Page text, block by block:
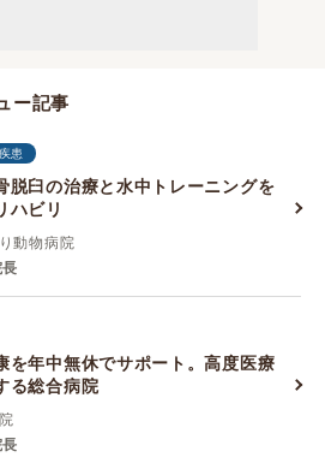
ー記事
患
脱臼の治療と水中トレーニングを
ハビリ
動物病院
を年中無休でサポート。高度医療
る総合病院